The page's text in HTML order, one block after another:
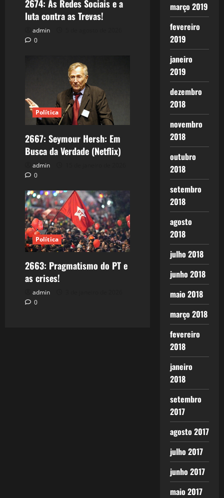
2674: As Redes Sociais e a
luta contra as Trevas!
admin
0
Política
2667: Seymour Hersh: Em
Busca da Verdade (Netflix)
admin
0
Política
2663: Pragmatismo do PT e
as crises!
admin
0
março 2019
fevereiro
2019
janeiro
2019
dezembro
2018
novembro
2018
outubro
2018
setembro
2018
agosto
2018
julho 2018
junho 2018
maio 2018
março 2018
fevereiro
2018
janeiro
2018
setembro
2017
agosto 2017
julho 2017
junho 2017
maio 2017